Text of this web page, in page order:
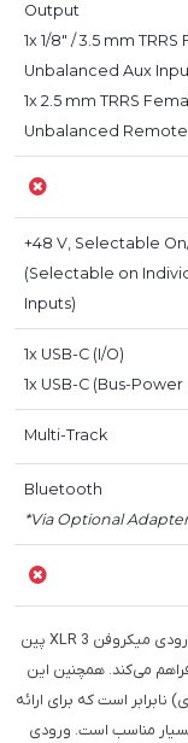
Output
1x 1/8" / 3.5 mm
Unbalanced Aux
1x 2.5 mm TRRS
Unbalanced
+48 V, Selectable
(Selectable on
Inputs)
1x USB-C (I/O)
1x USB-C (Bus-Power
Multi-Track
Bluetooth
*Via Optional Adapter
Zoom PodTrak P4 دارای ۴ ورودی میکروفن XLR 3 پین
می‌کند. همچنین این
هدفون ۱/۸ اینچی (۳.۵ میلی‌متری) نابرابر است که برای ارائه
مناسب است. ورودی